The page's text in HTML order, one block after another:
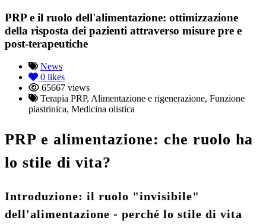
PRP e il ruolo dell'alimentazione: ottimizzazione
della risposta dei pazienti attraverso misure pre e
post-terapeutiche
News
0 likes
65667 views
Terapia PRP, Alimentazione e rigenerazione, Funzione
piastrinica, Medicina olistica
PRP e alimentazione: che ruolo ha
lo stile di vita?
Introduzione: il ruolo "invisibile"
dell'alimentazione - perché lo stile di vita